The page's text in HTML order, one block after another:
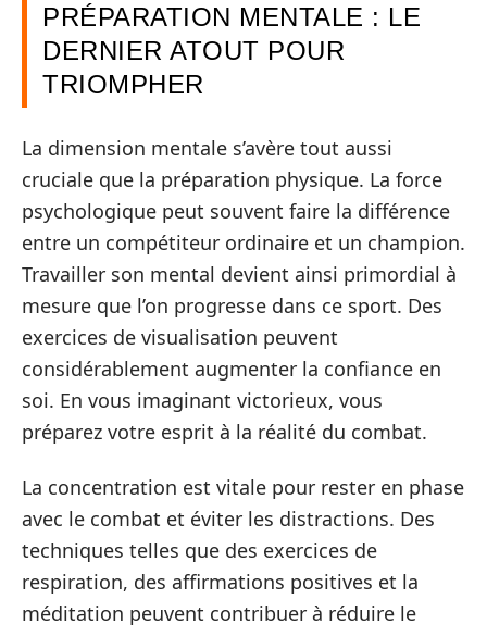
PRÉPARATION MENTALE : LE
DERNIER ATOUT POUR
TRIOMPHER
La dimension mentale s’avère tout aussi
cruciale que la préparation physique. La force
psychologique peut souvent faire la différence
entre un compétiteur ordinaire et un champion.
Travailler son mental devient ainsi primordial à
mesure que l’on progresse dans ce sport. Des
exercices de visualisation peuvent
considérablement augmenter la confiance en
soi. En vous imaginant victorieux, vous
préparez votre esprit à la réalité du combat.
La concentration est vitale pour rester en phase
avec le combat et éviter les distractions. Des
techniques telles que des exercices de
respiration, des affirmations positives et la
méditation peuvent contribuer à réduire le